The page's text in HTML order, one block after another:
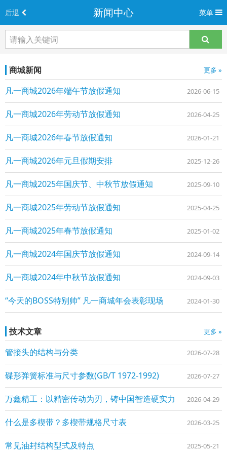
后退 新闻中心 菜单
商城新闻 更多 »
凡一商城2026年端午节放假通知 2026-06-15
凡一商城2026年劳动节放假通知 2026-04-25
凡一商城2026年春节放假通知 2026-01-21
凡一商城2026年元旦假期安排 2025-12-26
凡一商城2025年国庆节、中秋节放假通知 2025-09-10
凡一商城2025年劳动节放假通知 2025-04-25
凡一商城2025年春节放假通知 2025-01-02
凡一商城2024年国庆节放假通知 2024-09-14
凡一商城2024年中秋节放假通知 2024-09-03
“今天的BOSS特别帅” 凡一商城年会表彰现场 2024-01-30
技术文章 更多 »
管接头的结构与分类 2026-07-28
碟形弹簧标准与尺寸参数(GB/T 1972-1992) 2026-07-27
万鑫精工：以精密传动为刃，铸中国智造硬实力 2026-04-29
什么是多楔带？多楔带规格尺寸表 2026-03-25
常见油封结构型式及特点 2025-05-21